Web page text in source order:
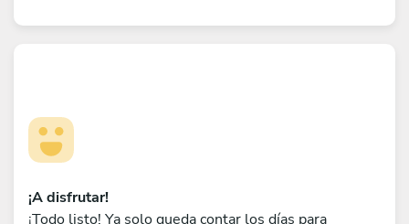
¡A disfrutar!
¡Todo listo! Ya solo queda contar los días para